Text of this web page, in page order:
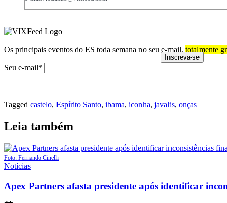
Os principais eventos do ES toda semana no seu e-mail, totalmente
Seu e-mail*
Tagged castelo, Espírito Santo, ibama, iconha, javalis, onças
Leia também
Foto: Fernando Cinelli
Notícias
Apex Partners afasta presidente após identificar